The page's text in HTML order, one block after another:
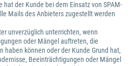
der Kunde bei dem Einsatz von SPAM-
Mails des Anbieters zugestellt werden
unverzüglich unterrichten, wenn
oder Mängel auftreten, die
haben können oder der Kunde Grund hat,
Beeinträchtigungen oder Mängel